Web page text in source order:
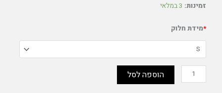
זמינות: 3 במלאי
*מידת חלוק
של
ספא
הוספה לסל